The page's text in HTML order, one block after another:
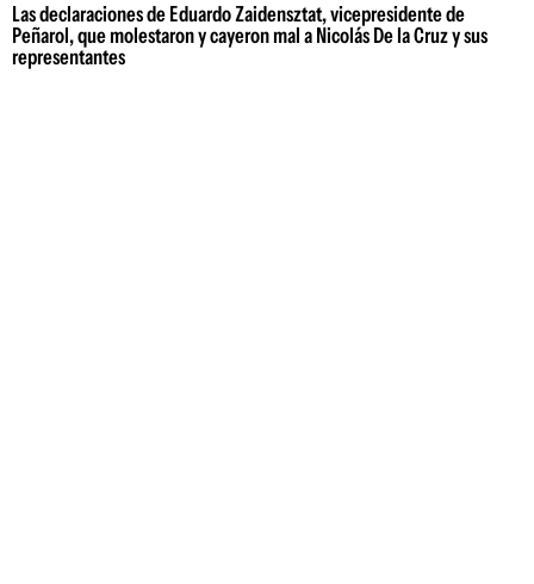
Las declaraciones de Eduardo Zaidensztat, vicepresidente de
Peñarol, que molestaron y cayeron mal a Nicolás De la Cruz y sus
representantes